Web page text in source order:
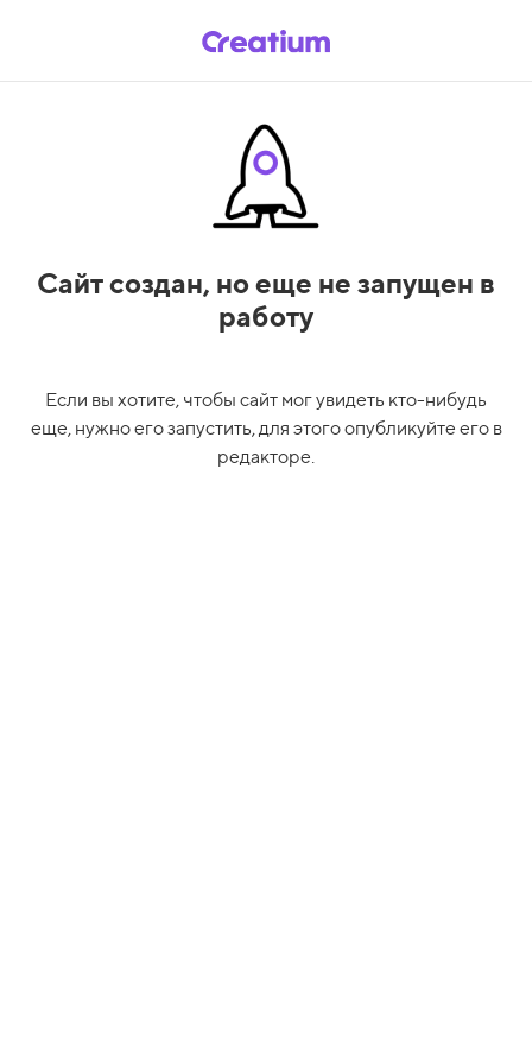
Сайт создан, но еще не запущен в
работу
Если вы хотите, чтобы сайт мог увидеть кто-нибудь
еще, нужно его запустить, для этого опубликуйте его в
редакторе.